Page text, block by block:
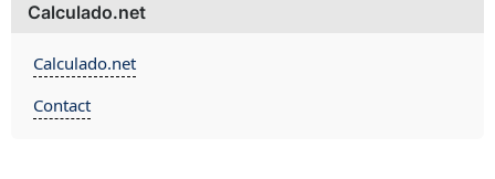
Calculado.net
Calculado.net
Contact